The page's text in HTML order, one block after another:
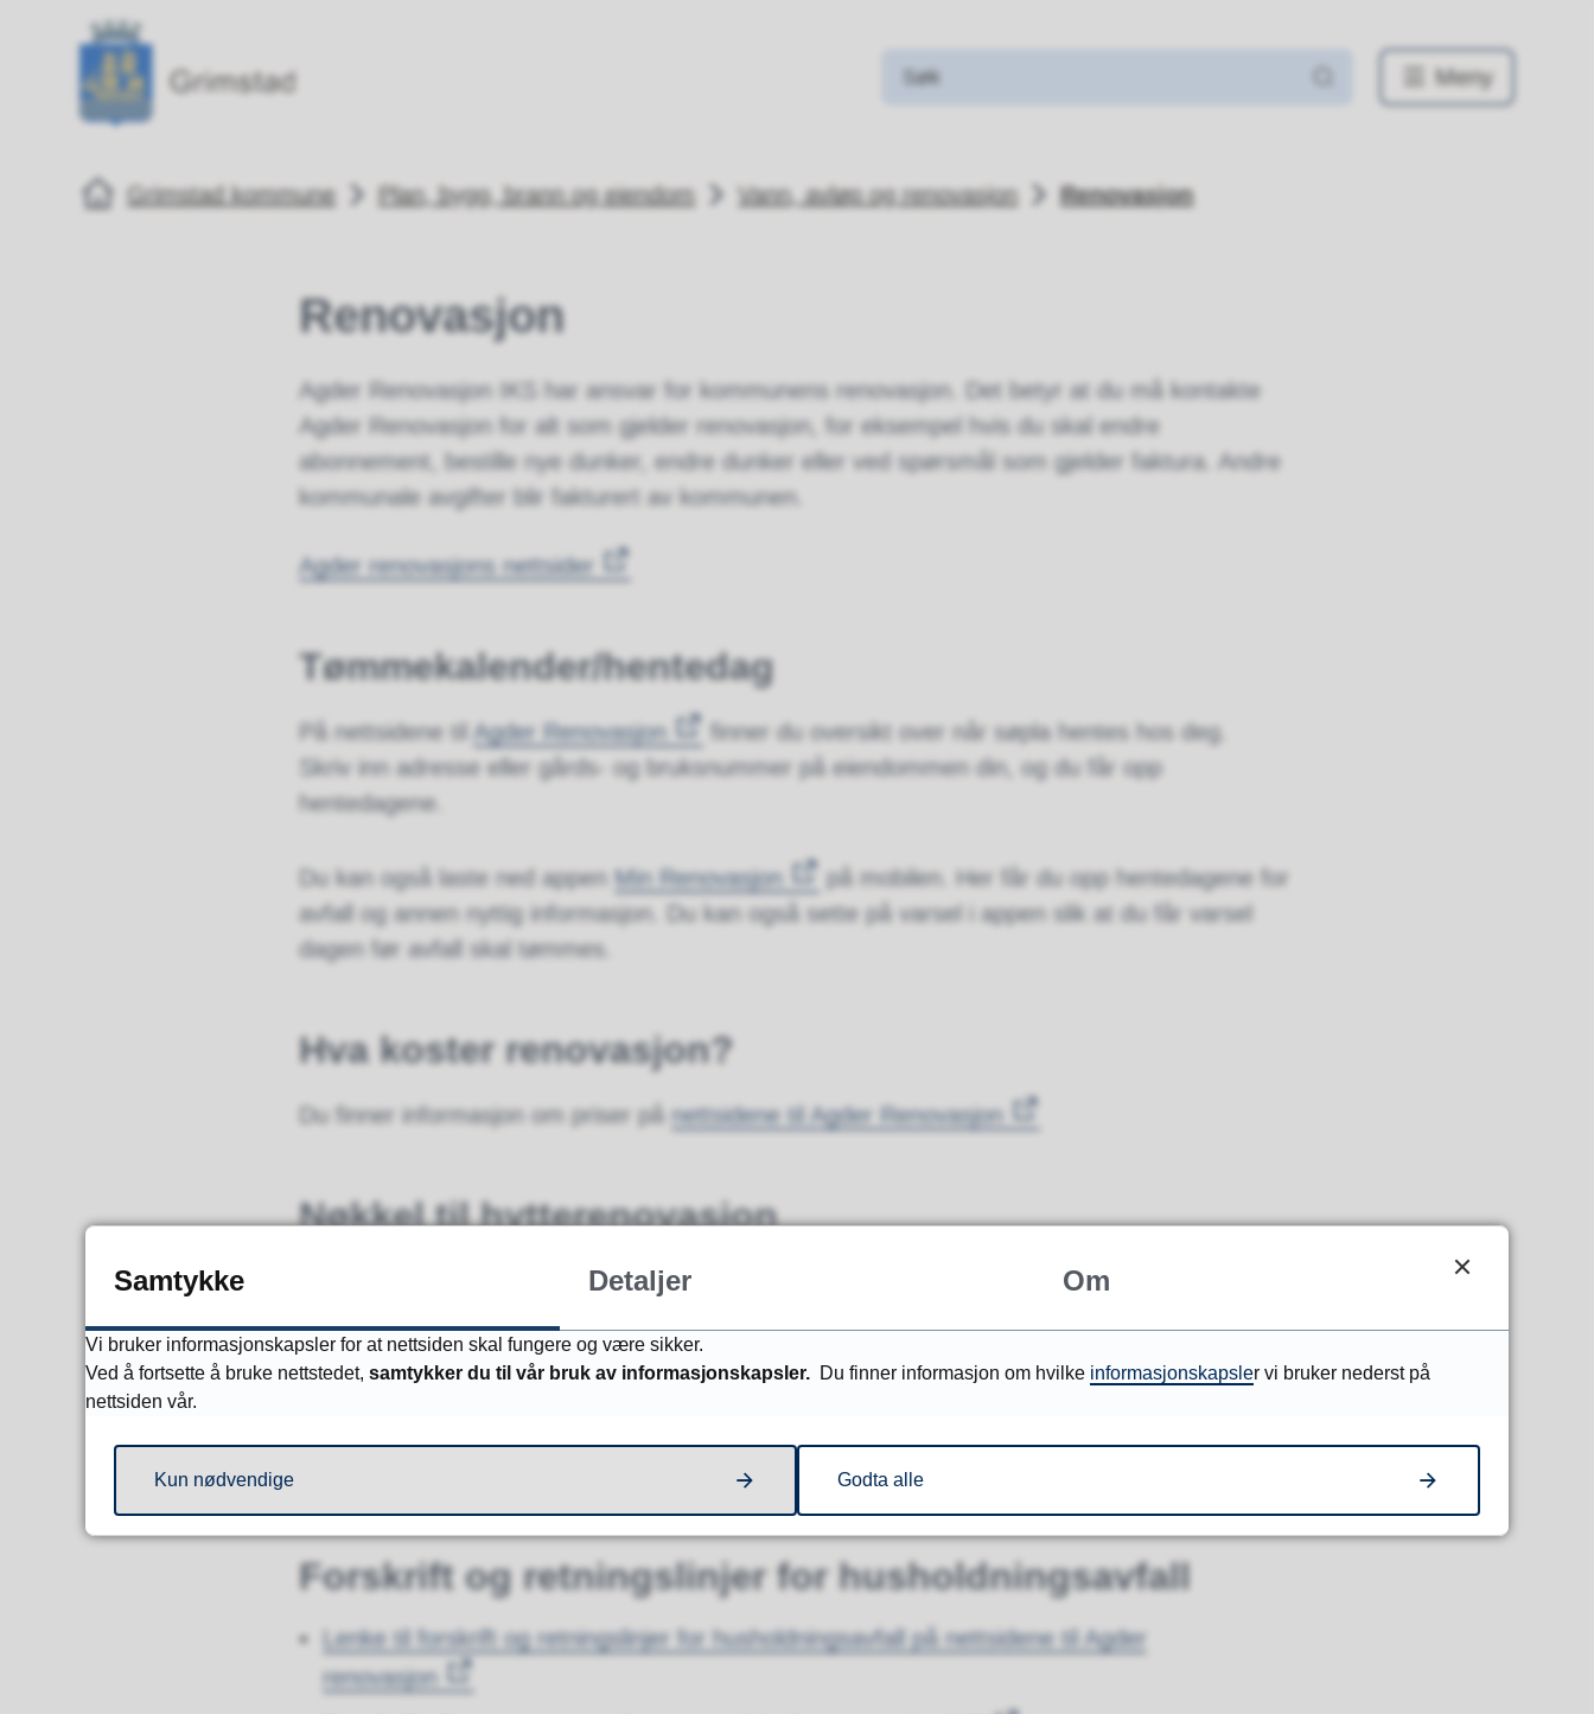
Grimstad kommune
Meny
Du er her:Grimstad kommune Plan, bygg, brann og eiendom Vann, avløp og renovasjon Renovasjon
Renovasjon
Agder Renovasjon IKS har ansvar for kommunens renovasjon. Det betyr at du må kontakte
Agder Renovasjon for alt som gjelder renovasjon, for eksempel hvis du skal endre
abonnement, bestille nye dunker, endre dunker eller ved spørsmål som gjelder faktura. Andre
kommunale avgifter blir fakturert av kommunen.
Agder renovasjons nettsider
Tømmekalender/hentedag
På nettsidene til Agder Renovasjon
finner du oversikt over når søpla hentes hos deg.
Skriv inn adresse eller gårds- og bruksnummer på eiendommen din, og du får opp
hentedagene.
Du kan også laste ned appen Min Renovasjon
på mobilen. Her får du opp hentedagene for
avfall og annen nyttig informasjon. Du kan også sette på varsel i appen slik at du får varsel
dagen før avfall skal tømmes.
Hva koster renovasjon?
Du finner informasjon om priser på nettsidene til Agder Renovasjon
Nøkkel til hytterenovasjon
Trenger du nøkkel til hytterenovasjon? Kontakt Agder renovasjon.
Kontaktinformasjon Agder renovasjon IKS
Telefon:37 05 88 00
kundesenter@agderrenovasjon.no
Forskrift og retningslinjer for husholdningsavfall
Lenke til forskrift og retningslinjer for husholdningsavfall på nettsidene til Agder
renovasjon
Samtykke Detaljer Om
Vi bruker informasjonskapsler for at nettsiden skal fungere og være sikker.
Ved å fortsette å bruke nettstedet, samtykker du til vår bruk av informasjonskapsler. Du finner informasjon om hvilke informasjonskapsler vi bruker nederst på
nettsiden vår.
Kun nødvendige Godta alle